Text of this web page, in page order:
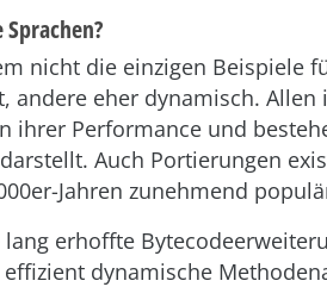
nicht die einzigen Beispiele
andere eher dynamisch. Allen
ihrer Performance und
Auch Portierungen
Jahren zunehmend
lang erhoffte
dynamische